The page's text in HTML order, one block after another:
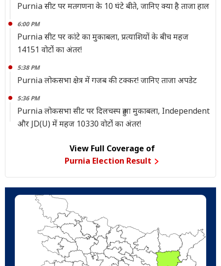
Purnia सीट पर मतगणना के 10 घंटे बीते, जानिए क्या है ताजा हाल
6:00 PM
Purnia सीट पर कांटे का मुकाबला, प्रत्याशियों के बीच महज
14151 वोटोंं का अंतर!
5:38 PM
Purnia लोकसभा क्षेत्र में गजब की टक्कर! जानिए ताजा अपडेट
5:36 PM
Purnia लोकसभा सीट पर दिलचस्प हुआ मुकाबला, Independent
और JD(U) में महज 10330 वोटोंं का अंतर!
View Full Coverage of
Purnia Election Result